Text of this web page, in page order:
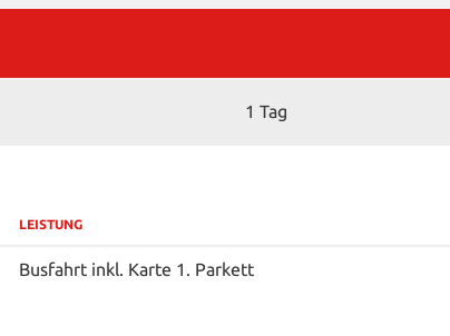
1 Tag
LEISTUNG
Busfahrt inkl. Karte 1. Parkett